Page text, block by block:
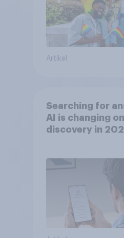
Artikel
Searching for
AI is changing
discovery in